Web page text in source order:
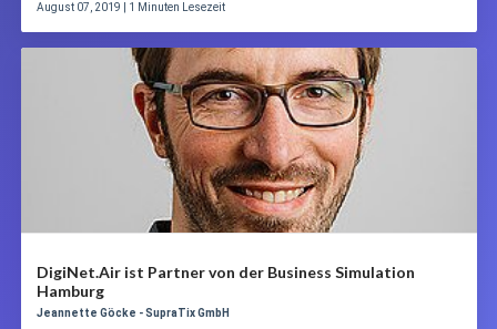
August 07, 2019 | 1 Minuten Lesezeit
DigiNet.Air ist Partner von der Business Simulation
Hamburg
Jeannette Göcke - SupraTix GmbH